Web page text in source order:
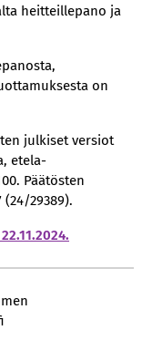
heitteillepano ja
on
julkiset versiot
etela-
Päätösten
29389).